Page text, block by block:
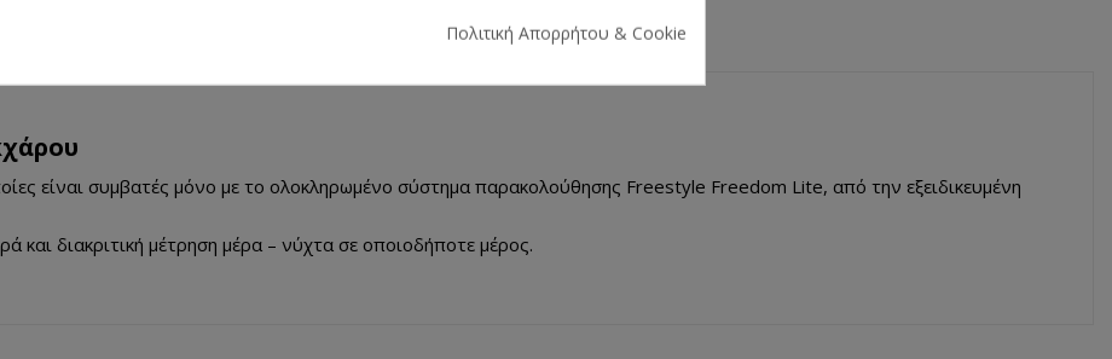
ΛΕΠΤΟΜΈΡΕΙΕΣ ΠΡΟΪΌΝΤΟΣ
είναι συμβατές μόνο με το ολοκληρωμένο σύστημα παρακολούθησης Freestyle Freedom Lite, από την εξειδικευμένη
και διακριτική μέτρηση μέρα – νύχτα σε οποιοδήποτε μέρος.
Πολιτική Απορρήτου & Cookie